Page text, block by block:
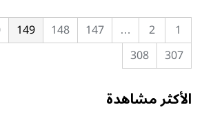
1
2
…
147
148
149
307
308
الأكثر مشاهدة